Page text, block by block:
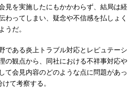
見を実施したにもかかわらず、結局は経
わってしまい、疑念や不信感を払しょく
うだ。
である炎上トラブル対応とレピュテーシ
の観点から、同社における不祥事対応や
て会見内容のどのような点に問題があっ
て考察する。